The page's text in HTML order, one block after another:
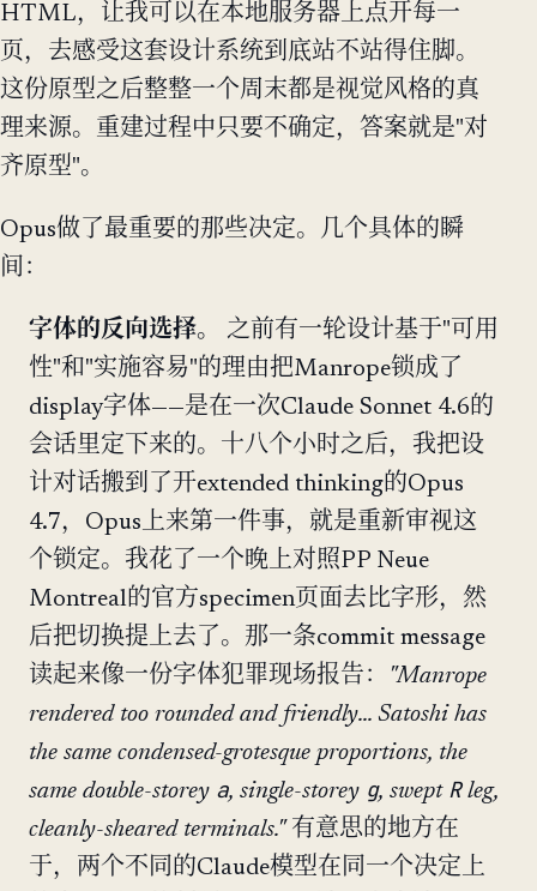
HTML，让我可以在本地服务器上点开每一
页，去感受这套设计系统到底站不站得住脚。
这份原型之后整整一个周末都是视觉风格的真
理来源。重建过程中只要不确定，答案就是"对
齐原型"。
Opus做了最重要的那些决定。几个具体的瞬
间：
字体的反向选择。
之前有一轮设计基于"可用
性"和"实施容易"的理由把Manrope锁成了
display字体——是在一次Claude Sonnet 4.6的
会话里定下来的。十八个小时之后，我把设
计对话搬到了开extended thinking的Opus
4.7，Opus上来第一件事，就是重新审视这
个锁定。我花了一个晚上对照PP Neue
Montreal的官方specimen页面去比字形，然
后把切换提上去了。那一条commit message
读起来像一份字体犯罪现场报告：
"Manrope
rendered too rounded and friendly... Satoshi has
the same condensed-grotesque proportions, the
same double-storey a, single-storey g, swept Rleg,
cleanly-sheared terminals."有意思的地方在
于，两个不同的Claude模型在同一个决定上